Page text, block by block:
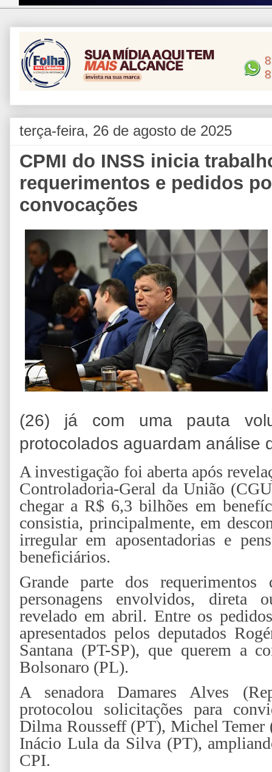
terça-feira, 26 de agosto de 2025
CPMI do INSS inicia
requerimentos e pedidos
convocações
(26) já com uma pauta
protocolados aguardam análise
A investigação foi aberta após
Controladoria-Geral da União
chegar a R$ 6,3 bilhões em
consistia, principalmente, em
irregular em aposentadorias e
beneficiários.
Grande parte dos
personagens envolvidos, direta
revelado em abril. Entre os
apresentados pelos deputados
Santana (PT-SP), que querem a
Bolsonaro (PL).
A senadora Damares Alves
protocolou solicitações para
Dilma Rousseff (PT), Michel
Inácio Lula da Silva (PT),
CPI.